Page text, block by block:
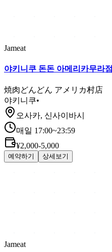
Jameat
야키니쿠 돈돈 아메리카무라점
焼肉どんどん アメリカ村店
야키니쿠•
오사카, 신사이바시
매일 17:00~23:59
¥2,000-5,000
예약하기 상세보기
Jameat